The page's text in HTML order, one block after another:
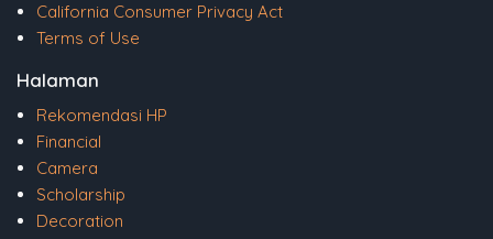
California Consumer Privacy Act
Terms of Use
Halaman
Rekomendasi HP
Financial
Camera
Scholarship
Decoration